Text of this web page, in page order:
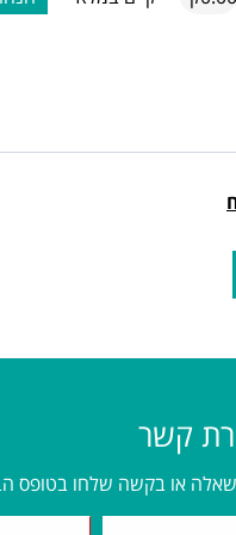
קשר
או בקשה שלחו בטופס